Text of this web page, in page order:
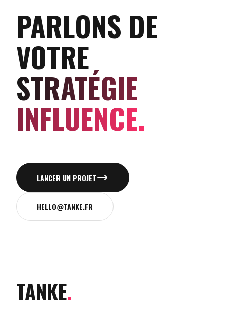
PARLONS DE
VOTRE
STRATÉGIE
INFLUENCE.
LANCER UN PROJET
HELLO@TANKE.FR
TANKE.